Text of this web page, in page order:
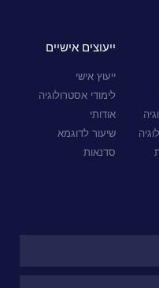
ייעוצים אישיים
ייעוץ אישי
לימודי אסטרולוגיה
אודותי
שיעור לדוגמא
סדנאות